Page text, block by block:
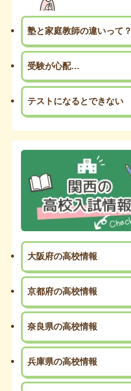
塾と家庭教師の違いって？
受験が心配…
テストになるとできない
大阪府の高校情報
京都府の高校情報
奈良県の高校情報
兵庫県の高校情報